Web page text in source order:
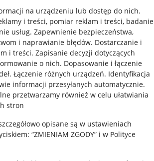
na urządzeniu lub dostęp do nich.
i treści, pomiar reklam i treści, badanie
usług. Zapewnienie bezpieczeństwa,
i naprawianie błędów. Dostarczanie i
i treści. Zapisanie decyzji dotyczących
o nich. Dopasowanie i łączenie
. Łączenie różnych urządzeń. Identyfikacja
informacji przesyłanych automatycznie.
przetwarzamy również w celu ułatwiania
stron
opisane są w ustawieniach
“ZMIENIAM ZGODY” i w Polityce
Pobierz aplikację